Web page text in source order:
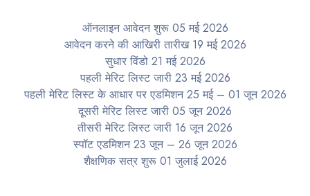
ऑनलाइन आवेदन शुरू 05 मई 2026
आवेदन करने की आखिरी तारीख 19 मई 2026
सुधार विंडो 21 मई 2026
पहली मेरिट लिस्ट जारी 23 मई 2026
पहली मेरिट लिस्ट के आधार पर एडमिशन 25 मई – 01 जून 2026
दूसरी मेरिट लिस्ट जारी 05 जून 2026
तीसरी मेरिट लिस्ट जारी 16 जून 2026
स्पॉट एडमिशन 23 जून – 26 जून 2026
शैक्षणिक सत्र शुरू 01 जुलाई 2026